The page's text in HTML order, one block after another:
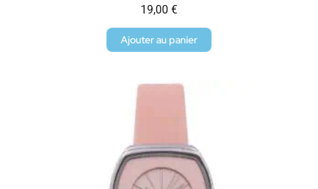
19,00 €
Ajouter au panier